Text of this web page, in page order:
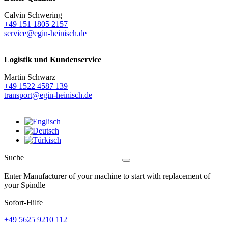
Calvin Schwering
+49 151 1805 2157
service@egin-heinisch.de
Logistik und Kundenservice
Martin Schwarz
+49 1522 4587 139
transport@egin-heinisch.de
Suche
Enter Manufacturer of your machine to start with replacement of
your Spindle
Sofort-Hilfe
+49 5625 9210 112